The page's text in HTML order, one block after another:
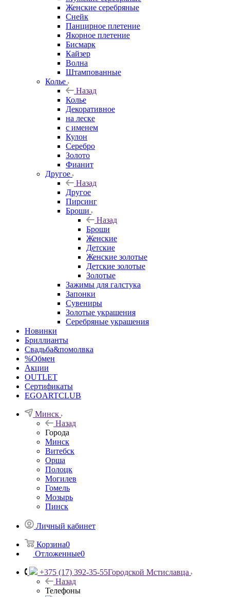
Женские серебряные
Снейк
Панцирное плетение
Якорное плетение
Бисмарк
Кайзер
Волна
Штампованные
Колье
Назад
Колье
Декоративное
на леске
с именем
Кулон
Серебро
Золото
Фианит
Другое
Назад
Другое
Пирсинг
Броши
Назад
Броши
Женские
Детские
Женские золотые
Детские золотые
Золотые
Зажимы для галстука
Запонки
Сувениры
Золотые украшения
Серебряные украшения
Новинки
Бриллианты
Свадьба&помолвка
%Обмен
Акции
OUTLET
Сертификаты
EGOARTCLUB
Минск
Назад
Города
Минск
Витебск
Орша
Полоцк
Могилев
Гомель
Мозырь
Пинск
Личный кабинет
Корзина0
Отложенные0
+375 (17) 392-35-55Городской Мстиславца
Назад
Телефоны